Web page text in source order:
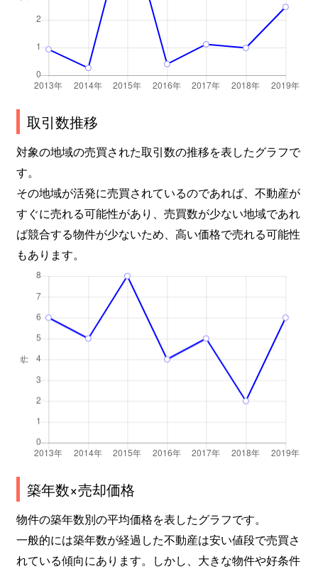
取引数推移
対象の地域の売買された取引数の推移を表したグラフで
す。
その地域が活発に売買されているのであれば、不動産が
すぐに売れる可能性があり、売買数が少ない地域であれ
ば競合する物件が少ないため、高い価格で売れる可能性
もあります。
築年数×売却価格
物件の築年数別の平均価格を表したグラフです。
一般的には築年数が経過した不動産は安い値段で売買さ
れている傾向にあります。しかし、大きな物件や好条件